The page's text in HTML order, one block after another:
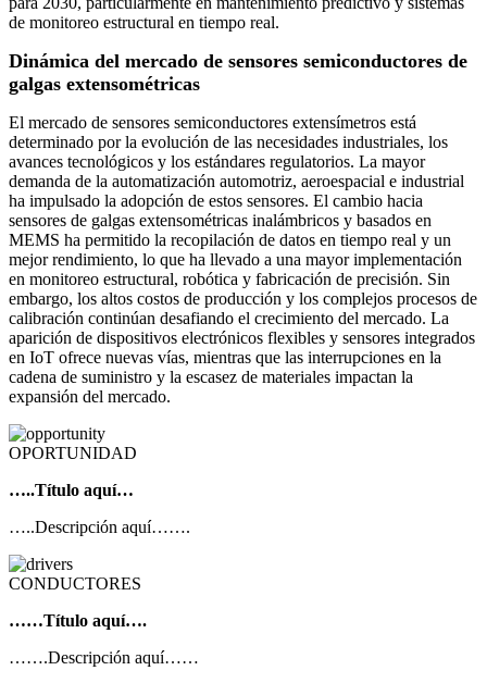
de monitoreo estructural en tiempo real.
Dinámica del mercado de sensores semiconductores de
galgas extensométricas
El mercado de sensores semiconductores extensímetros está
determinado por la evolución de las necesidades industriales, los
avances tecnológicos y los estándares regulatorios. La mayor
demanda de la automatización automotriz, aeroespacial e industrial
ha impulsado la adopción de estos sensores. El cambio hacia
sensores de galgas extensométricas inalámbricos y basados ​​en
MEMS ha permitido la recopilación de datos en tiempo real y un
mejor rendimiento, lo que ha llevado a una mayor implementación
en monitoreo estructural, robótica y fabricación de precisión. Sin
embargo, los altos costos de producción y los complejos procesos de
calibración continúan desafiando el crecimiento del mercado. La
aparición de dispositivos electrónicos flexibles y sensores integrados
en IoT ofrece nuevas vías, mientras que las interrupciones en la
cadena de suministro y la escasez de materiales impactan la
expansión del mercado.
OPORTUNIDAD
…..Título aquí…
…..Descripción aquí…….
CONDUCTORES
……Título aquí….
…….Descripción aquí……